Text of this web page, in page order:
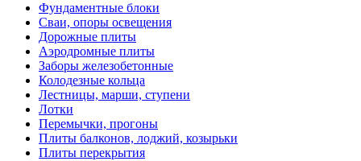
Фундаментные блоки
Сваи, опоры освещения
Дорожные плиты
Аэродромные плиты
Заборы железобетонные
Колодезные кольца
Лестницы, марши, ступени
Лотки
Перемычки, прогоны
Плиты балконов, лоджий, козырьки
Плиты перекрытия